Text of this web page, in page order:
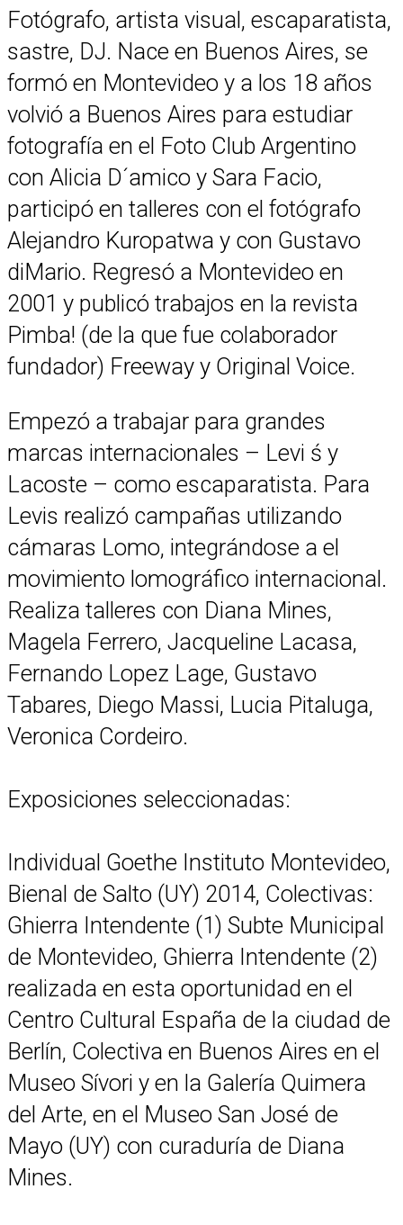
Fotógrafo, artista visual, escaparatista,
sastre, DJ. Nace en Buenos Aires, se
formó en Montevideo y a los 18 años
volvió a Buenos Aires para estudiar
fotografía en el Foto Club Argentino
con Alicia D´amico y Sara Facio,
participó en talleres con el fotógrafo
Alejandro Kuropatwa y con Gustavo
diMario. Regresó a Montevideo en
2001 y publicó trabajos en la revista
Pimba! (de la que fue colaborador
fundador) Freeway y Original Voice.
Empezó a trabajar para grandes
marcas internacionales – Levi ś y
Lacoste – como escaparatista. Para
Levis realizó campañas utilizando
cámaras Lomo, integrándose a el
movimiento lomográfico internacional.
Realiza talleres con Diana Mines,
Magela Ferrero, Jacqueline Lacasa,
Fernando Lopez Lage, Gustavo
Tabares, Diego Massi, Lucia Pitaluga,
Veronica Cordeiro.
Exposiciones seleccionadas:
Individual Goethe Instituto Montevideo,
Bienal de Salto (UY) 2014, Colectivas:
Ghierra Intendente (1) Subte Municipal
de Montevideo, Ghierra Intendente (2)
realizada en esta oportunidad en el
Centro Cultural España de la ciudad de
Berlín, Colectiva en Buenos Aires en el
Museo Sívori y en la Galería Quimera
del Arte, en el Museo San José de
Mayo (UY) con curaduría de Diana
Mines.